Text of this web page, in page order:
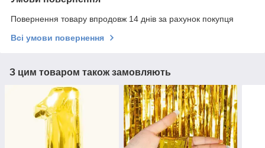
Повернення товару впродовж 14 днів за рахунок покупця
Всі умови повернення
З цим товаром також замовляють